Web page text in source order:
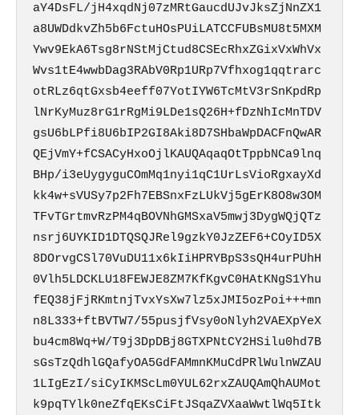
aY4DsFL/jH4xqdNj07zMRtGaucdUJvJksZjNnZX1
a8UWDdkvZh5b6FctuHOsPUiLATCCFUBsMU8t5MXM
Ywv9EkA6Tsg8rNStMjCtud8CSEcRhxZGixVxWhVx
Wvs1tE4wwbDag3RAbV0Rp1URp7Vfhxog1qqtrarc
otRLz6qtGxsb4eeff07YotIYW6TcMtV3rSnKpdRp
lNrKyMuz8rG1rRgMi9LDe1sQ26H+fDzNhIcMnTDV
gsU6bLPfi8U6bIP2GI8Aki8D7SHbaWpDACFnQwAR
QEjVmY+fCSACyHxoOjlKAUQAqaqOtTppbNCa9lnq
BHp/i3eUygyguCOmMq1nyi1qC1UrLsVioRgxayXd
kk4w+sVUSy7p2Fh7EBSnxFzLUkVj5gErK8O8w3OM
TFvTGrtmvRzPM4qBOVNhGMSxaV5mwj3DygWQjQTz
nsrj6UYKID1DTQSQJRel9gzkY0JzZEF6+COyID5X
8DOrvgCSl70VuDU11x6kIiHPRYBpS3sQH4urPUhH
0Vlh5LDCKLU18FEWJE8ZM7KfKgvC0HAtKNgS1Yhu
fEQ38jFjRKmtnjTvxYsXw7lz5xJMI5ozPoi+++mn
n8L333+ftBVTW7/55pusjfVsy0oNlyh2VAEXpYeX
bu4cm8Wq+W/T9j3DpDBj8GTXPNtCY2HSilu0hd7B
sGsTzQdhlGQafyOA5GdFAMmnKMuCdPRlWulnWZAU
1LIgEzI/siCyIKMScLm0YUL62rxZAUQAmQhAUMot
k9pqTYlk0neZfqEKsCiFtJSqaZVXaaWwtlWq5Itk